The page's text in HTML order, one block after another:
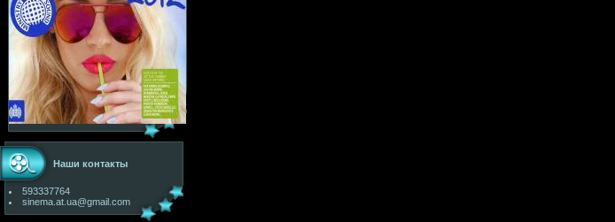
Наши контакты
593337764
sinema.at.ua@gmail.com